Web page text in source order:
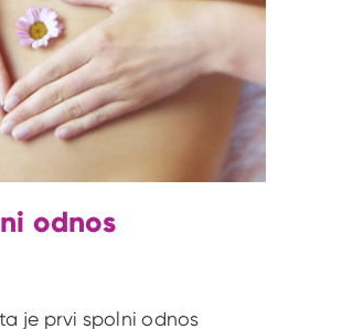
odnos
je prvi spolni odnos